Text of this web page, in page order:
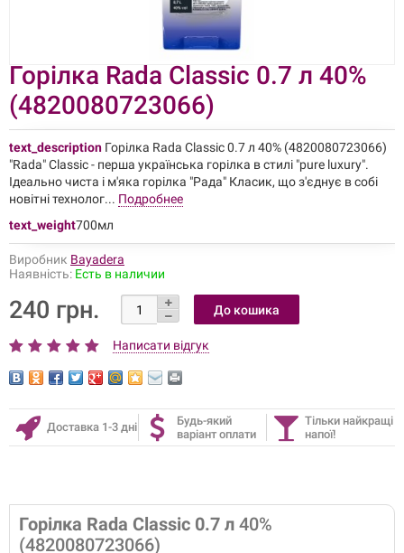
Горілка Rada Classic 0.7 л 40%
(4820080723066)
text_description Горілка Rada Classic 0.7 л 40% (4820080723066)
"Rada" Classic - перша українська горілка в стилі "pure luxury".
Ідеально чиста і м'яка горілка "Рада" Класик, що з'єднує в собі
новітні технолог... Подробнее
text_weight700мл
Виробник Bayadera
Наявність: Есть в наличии
240 грн.
Написати відгук
Доставка 1-3 дні
Будь-який
варіант оплати
Тільки найкращі
напої!
Горілка Rada Classic 0.7 л 40%
(4820080723066)